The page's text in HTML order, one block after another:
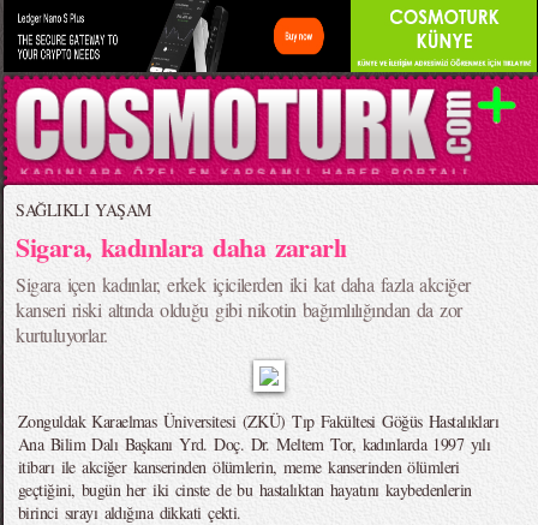
SAĞLIKLI YAŞAM
Sigara, kadınlara daha zararlı
Sigara içen kadınlar, erkek içicilerden iki kat daha fazla akciğer
kanseri riski altında olduğu gibi nikotin bağımlılığından da zor
kurtuluyorlar.
Zonguldak Karaelmas Üniversitesi (ZKÜ) Tıp Fakültesi Göğüs Hastalıkları
Ana Bilim Dalı Başkanı Yrd. Doç. Dr. Meltem Tor, kadınlarda 1997 yılı
itibarı ile akciğer kanserinden ölümlerin, meme kanserinden ölümleri
geçtiğini, bugün her iki cinste de bu hastalıktan hayatını kaybedenlerin
birinci sırayı aldığına dikkati çekti.